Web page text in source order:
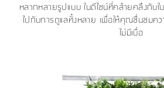
หลากหลายรูปแบบ ในดีไซน์ที่คล้ายคลึงกับใ
ไปกับการดูแลทั้งหลาย เพื่อให้คุณชื่นชมคว
ไม่มีเบื่อ